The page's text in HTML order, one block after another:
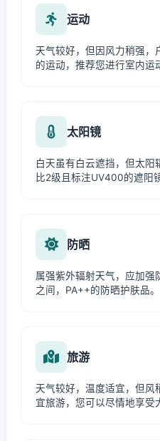
运动
天气较好，但因风力稍强，
的运动，推荐您进行室内运
太阳镜
白天虽有白云遮挡，但太阳
比2级且标注UV400的遮阳
防晒
属强紫外辐射天气，应加强
之间，PA++的防晒护肤品。
旅游
天气较好，温度适宜，但风
宜旅游，您可以尽情地享受